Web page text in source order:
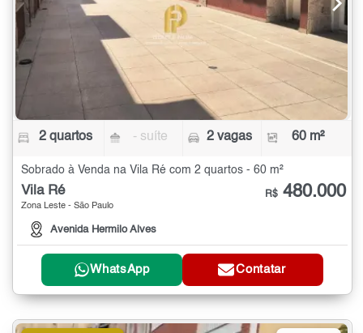
2 quartos - suíte 2 vagas 60 m²
Sobrado à Venda na Vila Ré com 2 quartos - 60 m²
Vila Ré
Zona Leste - São Paulo
Avenida Hermilo Alves
R$ 480.000
WhatsApp Contatar